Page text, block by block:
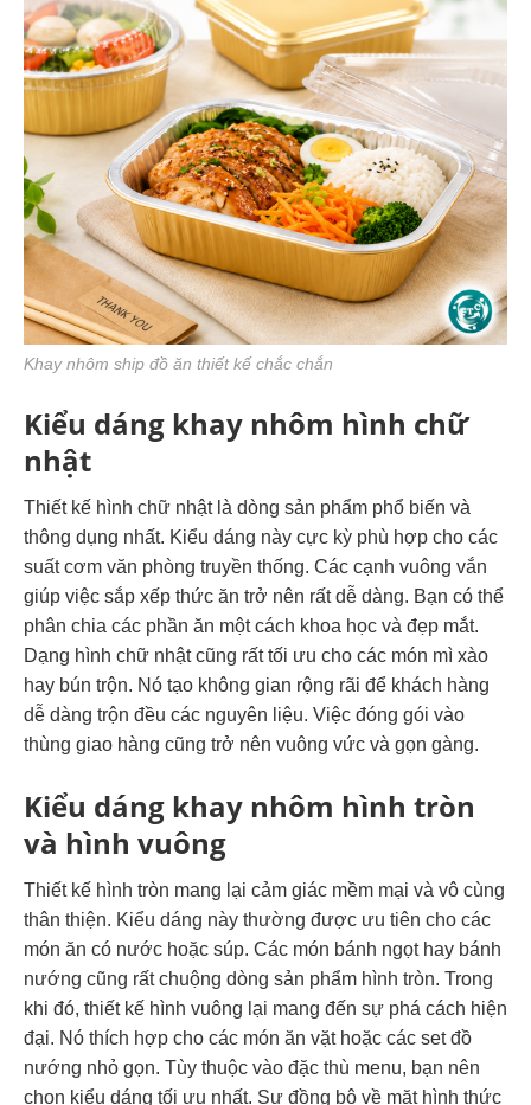
Khay nhôm ship đồ ăn thiết kế chắc chắn
Kiểu dáng khay nhôm hình chữ
nhật
Thiết kế hình chữ nhật là dòng sản phẩm phổ biến và
thông dụng nhất. Kiểu dáng này cực kỳ phù hợp cho các
suất cơm văn phòng truyền thống. Các cạnh vuông vắn
giúp việc sắp xếp thức ăn trở nên rất dễ dàng. Bạn có thể
phân chia các phần ăn một cách khoa học và đẹp mắt.
Dạng hình chữ nhật cũng rất tối ưu cho các món mì xào
hay bún trộn. Nó tạo không gian rộng rãi để khách hàng
dễ dàng trộn đều các nguyên liệu. Việc đóng gói vào
thùng giao hàng cũng trở nên vuông vức và gọn gàng.
Kiểu dáng khay nhôm hình tròn
và hình vuông
Thiết kế hình tròn mang lại cảm giác mềm mại và vô cùng
thân thiện. Kiểu dáng này thường được ưu tiên cho các
món ăn có nước hoặc súp. Các món bánh ngọt hay bánh
nướng cũng rất chuộng dòng sản phẩm hình tròn. Trong
khi đó, thiết kế hình vuông lại mang đến sự phá cách hiện
đại. Nó thích hợp cho các món ăn vặt hoặc các set đồ
nướng nhỏ gọn. Tùy thuộc vào đặc thù menu, bạn nên
chọn kiểu dáng tối ưu nhất. Sự đồng bộ về mặt hình thức